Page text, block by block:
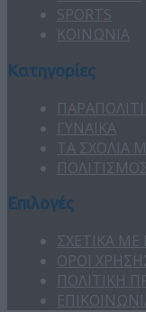
SPORTS
ΚΟΙΝΩΝΙΑ
Κατηγορίες
ΓΥΝΑΙΚΑ
ΤΑ ΣΧΟΛΙΑ
Επιλογές
ΣΧΕΤΙΚΑ
ΟΡΟΙ
ΠΟΛΙΤΙΚΗ